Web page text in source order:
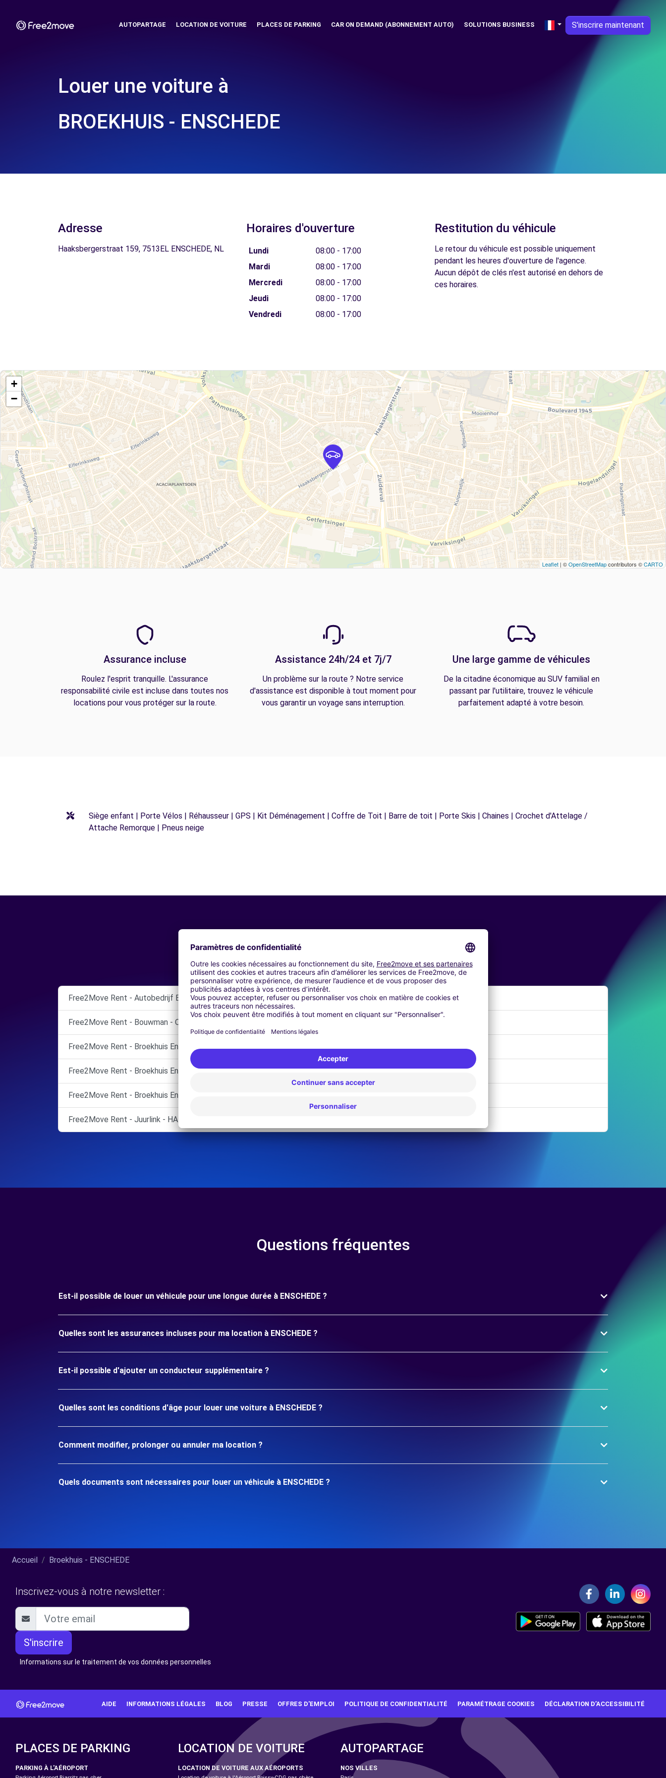
AUTOPARTAGE LOCATION DE VOITURE PLACES DE PARKING CAR ON DEMAND (ABONNEMENT AUTO) SOLUTIONS BUSINESS S'inscrire maintenant
Louer une voiture à
BROEKHUIS - ENSCHEDE
Adresse
Haaksbergerstraat 159, 7513EL ENSCHEDE, NL
Horaires d'ouverture
Lundi
08:00 - 17:00
Mardi
08:00 - 17:00
Mercredi
08:00 - 17:00
Jeudi
08:00 - 17:00
Vendredi
08:00 - 17:00
Restitution du véhicule
Le retour du véhicule est possible uniquement
pendant les heures d'ouverture de l'agence.
Aucun dépôt de clés n'est autorisé en dehors de
ces horaires.
+
−
Leaflet | ©OpenStreetMapcontributors ©CARTO
Assurance incluse
Roulez l'esprit tranquille. L'assurance
responsabilité civile est incluse dans toutes nos
locations pour vous protéger sur la route.
Assistance 24h/24 et 7j/7
Un problème sur la route ? Notre service
d'assistance est disponible à tout moment pour
vous garantir un voyage sans interruption.
Une large gamme de véhicules
De la citadine économique au SUV familial en
passant par l'utilitaire, trouvez le véhicule
parfaitement adapté à votre besoin.
Siège enfant | Porte Vélos | Réhausseur | GPS | Kit Déménagement | Coffre de Toit | Barre de toit | Porte Skis | Chaines | Crochet d'Attelage /
Attache Remorque | Pneus neige
Agences similaires
Free2Move Rent - Autobedrijf Bouwman Citroën - OMMEN (C)
Free2Move Rent - Bouwman - OMMEN
Free2Move Rent - Broekhuis Enschede B.V. - ENSCHEDE (C)
Free2Move Rent - Broekhuis Enschede B.V. - ENSCHEDE (D)
Free2Move Rent - Broekhuis Enschede B.V. - ENSCHEDE (O)
Free2Move Rent - Juurlink - HARDENBERG
Questions fréquentes
Est-il possible de louer un véhicule pour une longue durée à ENSCHEDE ?
Quelles sont les assurances incluses pour ma location à ENSCHEDE ?
Est-il possible d'ajouter un conducteur supplémentaire ?
Quelles sont les conditions d'âge pour louer une voiture à ENSCHEDE ?
Comment modifier, prolonger ou annuler ma location ?
Quels documents sont nécessaires pour louer un véhicule à ENSCHEDE ?
Accueil Broekhuis - ENSCHEDE
Inscrivez-vous à notre newsletter :
S'inscrire
Informations sur le traitement de vos données personnelles
AIDE INFORMATIONS LÉGALES BLOG PRESSE OFFRES D'EMPLOI POLITIQUE DE CONFIDENTIALITÉ PARAMÉTRAGE COOKIES DÉCLARATION D’ACCESSIBILITÉ
PLACES DE PARKING
PARKING À L'AÉROPORT
LOCATION DE VOITURE
LOCATION DE VOITURE AUX AÉROPORTS
AUTOPARTAGE
NOS VILLES